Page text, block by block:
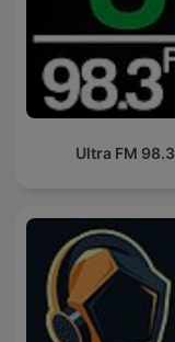
Ultra FM 98.3